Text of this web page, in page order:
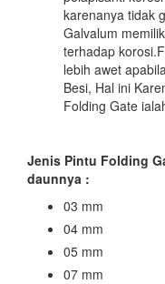
karenanya tidak
Galvalum
terhadap
lebih awet
Besi, Hal ini
Folding Gate
Jenis Pintu Folding
daunnya :
03 mm
04 mm
05 mm
07 mm